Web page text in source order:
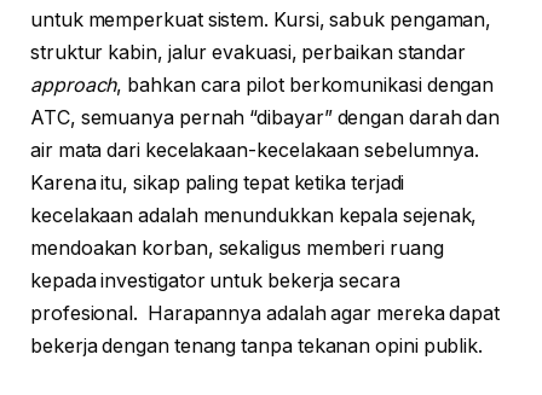
untuk memperkuat sistem. Kursi, sabuk pengaman,
struktur kabin, jalur evakuasi, perbaikan standar
approach, bahkan cara pilot berkomunikasi dengan
ATC, semuanya pernah “dibayar” dengan darah dan
air mata dari kecelakaan-kecelakaan sebelumnya.
Karena itu, sikap paling tepat ketika terjadi
kecelakaan adalah menundukkan kepala sejenak,
mendoakan korban, sekaligus memberi ruang
kepada investigator untuk bekerja secara
profesional. Harapannya adalah agar mereka dapat
bekerja dengan tenang tanpa tekanan opini publik.